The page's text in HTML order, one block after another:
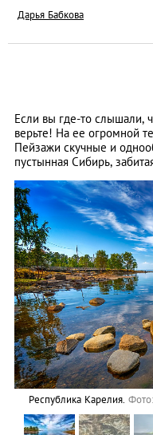
Дарья Бабкова
Если вы где-то слышали,
верьте! На ее огромной
Пейзажи скучные и
пустынная Сибирь,
Республика Карелия.